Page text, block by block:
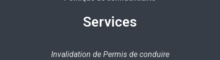
Services
Invalidation de Permis de conduire